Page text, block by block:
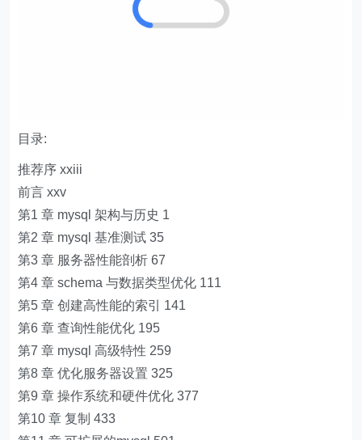
目录:
推荐序 xxiii
前言 xxv
第1 章 mysql 架构与历史 1
第2 章 mysql 基准测试 35
第3 章 服务器性能剖析 67
第4 章 schema 与数据类型优化 111
第5 章 创建高性能的索引 141
第6 章 查询性能优化 195
第7 章 mysql 高级特性 259
第8 章 优化服务器设置 325
第9 章 操作系统和硬件优化 377
第10 章 复制 433